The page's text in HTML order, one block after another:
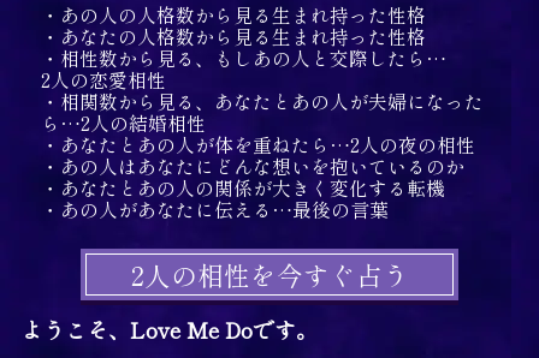
・あの人の人格数から見る生まれ持った性格
・あなたの人格数から見る生まれ持った性格
・相性数から見る、もしあの人と交際したら…
2人の恋愛相性
・相関数から見る、あなたとあの人が夫婦になった
ら…2人の結婚相性
・あなたとあの人が体を重ねたら…2人の夜の相性
・あの人はあなたにどんな想いを抱いているのか
・あなたとあの人の関係が大きく変化する転機
・あの人があなたに伝える…最後の言葉
2人の相性を今すぐ占う
ようこそ、Love Me Doです。